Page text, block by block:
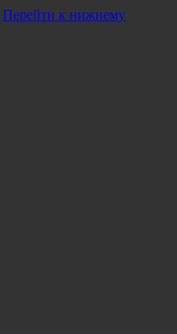
Перейти к нижнему